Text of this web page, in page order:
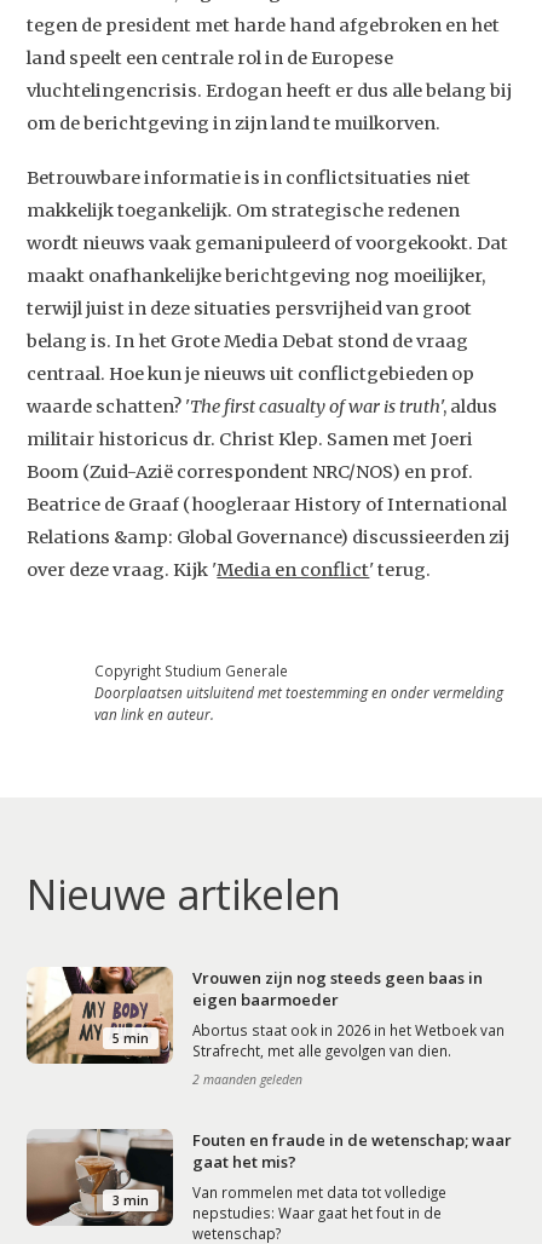
Studium Generale
Home
Agenda
Podcast
Artikelen
tegen de president met harde hand afgebroken en het
land speelt een centrale rol in de Europese
vluchtelingencrisis. Erdogan heeft er dus alle belang bij
om de berichtgeving in zijn land te muilkorven.
Betrouwbare informatie is in conflictsituaties niet
makkelijk toegankelijk. Om strategische redenen
wordt nieuws vaak gemanipuleerd of voorgekookt. Dat
maakt onafhankelijke berichtgeving nog moeilijker,
terwijl juist in deze situaties persvrijheid van groot
belang is. In het Grote Media Debat stond de vraag
centraal. Hoe kun je nieuws uit conflictgebieden op
waarde schatten? 'The first casualty of war is truth', aldus
militair historicus dr. Christ Klep. Samen met Joeri
Boom (Zuid-Azië correspondent NRC/NOS) en prof.
Beatrice de Graaf (hoogleraar History of International
Relations &amp: Global Governance) discussieerden zij
over deze vraag. Kijk 'Media en conflict' terug.
Copyright Studium Generale
Doorplaatsen uitsluitend met toestemming en onder vermelding
van link en auteur.
Nieuwe artikelen
5 min
Vrouwen zijn nog steeds geen baas in
eigen baarmoeder
Abortus staat ook in 2026 in het Wetboek van
Strafrecht, met alle gevolgen van dien.
2 maanden geleden
3 min
Fouten en fraude in de wetenschap; waar
gaat het mis?
Van rommelen met data tot volledige
nepstudies: Waar gaat het fout in de
wetenschap?